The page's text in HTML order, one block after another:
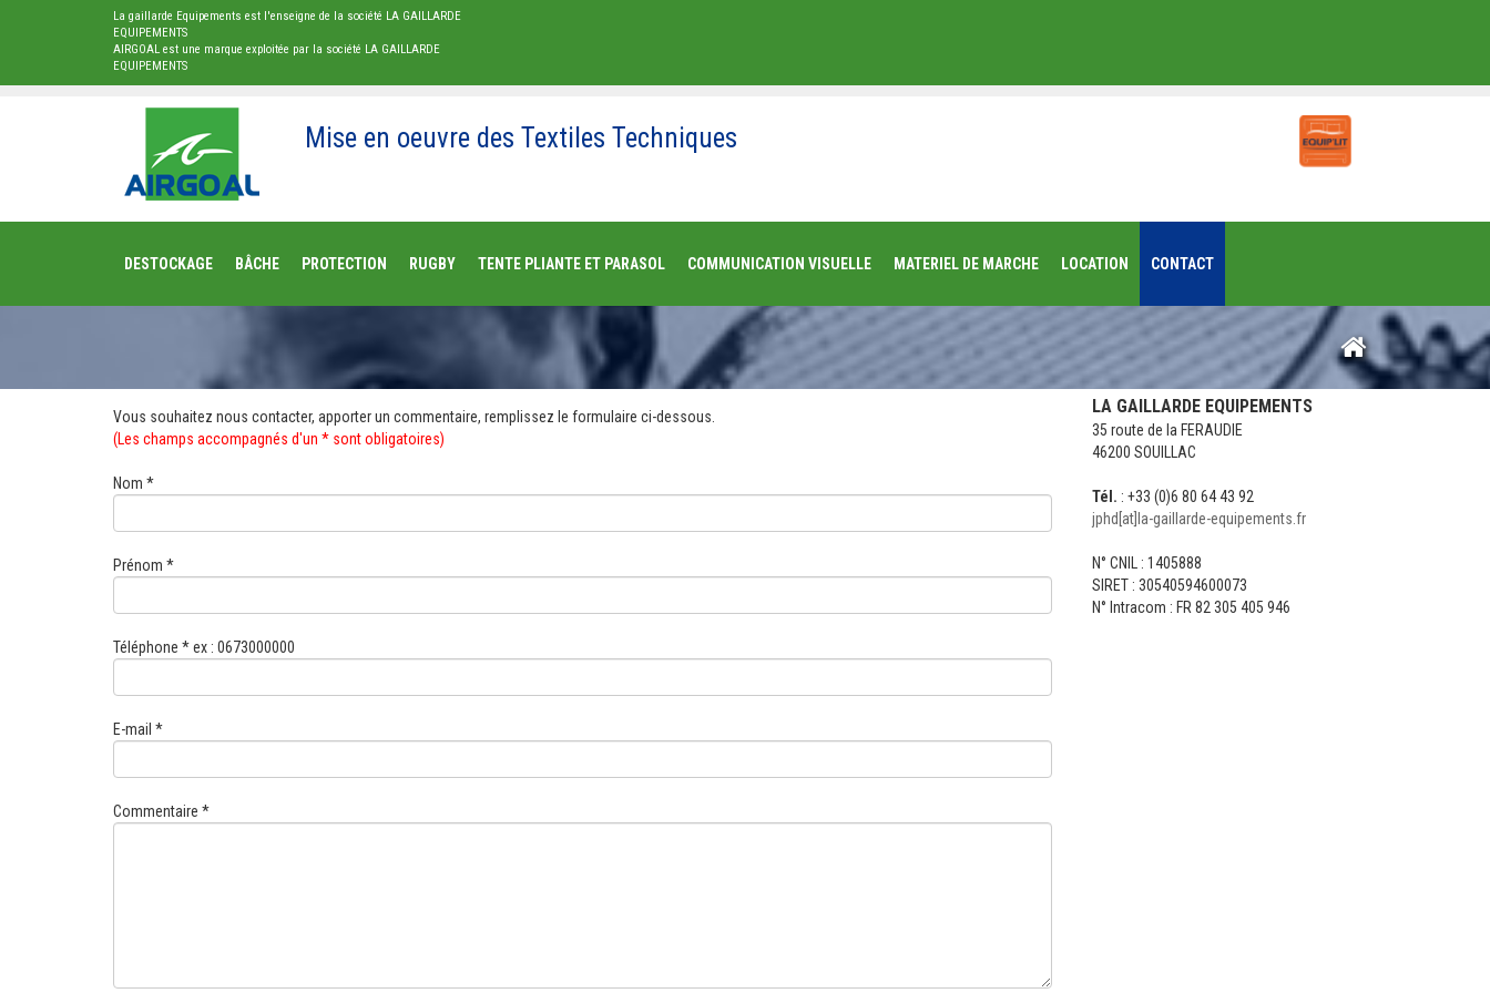
La gaillarde Equipements est l'enseigne de la société LA GAILLARDE
EQUIPEMENTS
AIRGOAL est une marque exploitée par la société LA GAILLARDE
EQUIPEMENTS
Mise en oeuvre des Textiles Techniques
DESTOCKAGE BÂCHE PROTECTION RUGBY TENTE PLIANTE ET PARASOL COMMUNICATION VISUELLE MATERIEL DE MARCHE LOCATION CONTACT
Vous souhaitez nous contacter, apporter un commentaire, remplissez le formulaire ci-dessous.
(Les champs accompagnés d'un * sont obligatoires)
Nom *
Prénom *
Téléphone * ex : 0673000000
E-mail *
Commentaire *
LA GAILLARDE EQUIPEMENTS
35 route de la FERAUDIE
46200 SOUILLAC
Tél. : +33 (0)6 80 64 43 92
jphd[at]la-gaillarde-equipements.fr
N° CNIL : 1405888
SIRET : 30540594600073
N° Intracom : FR 82 305 405 946